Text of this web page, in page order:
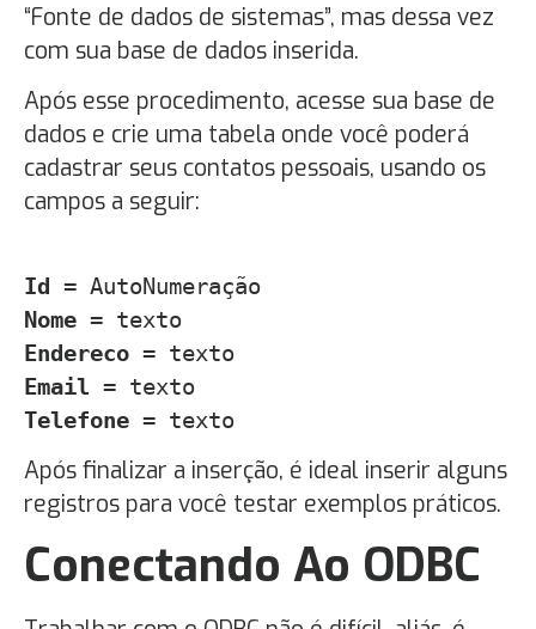
“Fonte de dados de sistemas”, mas dessa vez
com sua base de dados inserida.
Após esse procedimento, acesse sua base de
dados e crie uma tabela onde você poderá
cadastrar seus contatos pessoais, usando os
campos a seguir:
Id = AutoNumeração
Nome = texto
Endereco = texto
Email = texto
Telefone = texto
Após finalizar a inserção, é ideal inserir alguns
registros para você testar exemplos práticos.
Conectando Ao ODBC